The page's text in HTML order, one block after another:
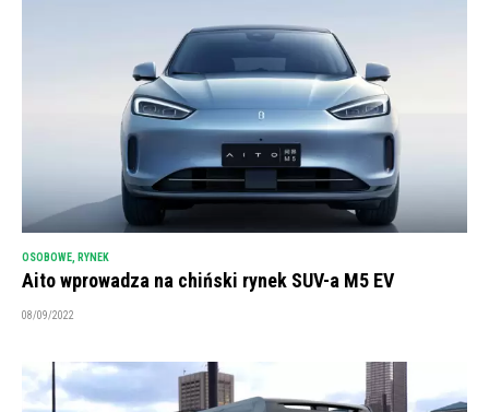
OSOBOWE, RYNEK
Aito wprowadza na chiński rynek SUV-a M5 EV
08/09/2022